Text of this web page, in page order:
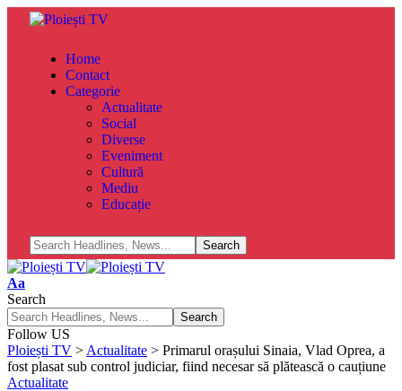
Home
Contact
Categorie
Actualitate
Social
Diverse
Eveniment
Cultură
Mediu
Educație
Aa
Search
Follow US
Ploiești TV > Actualitate > Primarul orașului Sinaia, Vlad Oprea, a
fost plasat sub control judiciar, fiind necesar să plătească o cauțiune
Actualitate